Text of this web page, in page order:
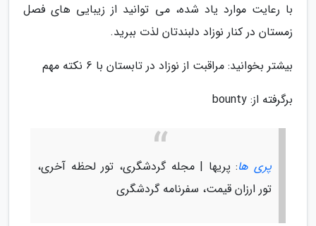
با رعایت موارد یاد شده، می توانید از زیبایی های فصل
زمستان در کنار نوزاد دلبندتان لذت ببرید.
بیشتر بخوانید: مراقبت از نوزاد در تابستان با 6 نکته مهم
برگرفته از: bounty
پری ها: پریها | مجله گردشگری، تور لحظه آخری،
تور ارزان قیمت، سفرنامه گردشگری